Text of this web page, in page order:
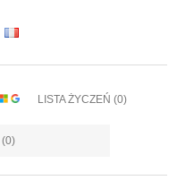
LISTA ŻYCZEŃ (0)
(0)